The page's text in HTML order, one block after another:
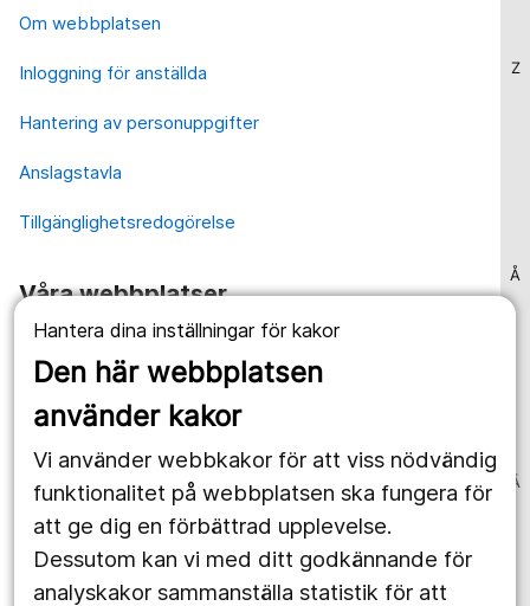
Hantera dina inställningar för kakor
Den här webbplatsen
använder kakor
Vi använder webbkakor för att viss nödvändig
funktionalitet på webbplatsen ska fungera för
att ge dig en förbättrad upplevelse.
Dessutom kan vi med ditt godkännande för
analyskakor sammanställa statistik för att
Z
Å
Ä
Om webbplatsen
Inloggning för anställda
Hantering av personuppgifter
Anslagstavla
Tillgänglighetsredogörelse
Våra webbplatser
1177.se
Länstrafiken
Utveckling
Följ oss